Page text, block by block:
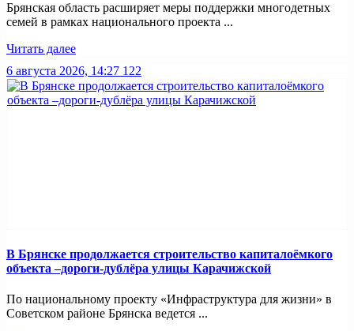
Брянская область расширяет меры поддержки многодетных
семей в рамках национального проекта ...
Читать далее
6 августа 2026, 14:27 122
В Брянске продолжается строительство капиталоёмкого
объекта –дороги-дублёра улицы Карачижской
По национальному проекту «Инфраструктура для жизни» в
Советском районе Брянска ведется ...